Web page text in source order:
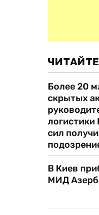
Более 20
скрытых
сил
В Киев
МИД